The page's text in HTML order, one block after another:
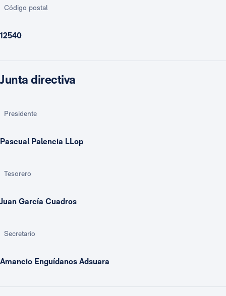
Código postal
12540
Junta directiva
Presidente
Pascual Palencia LLop
Tesorero
Juan García Cuadros
Secretario
Amancio Enguídanos Adsuara